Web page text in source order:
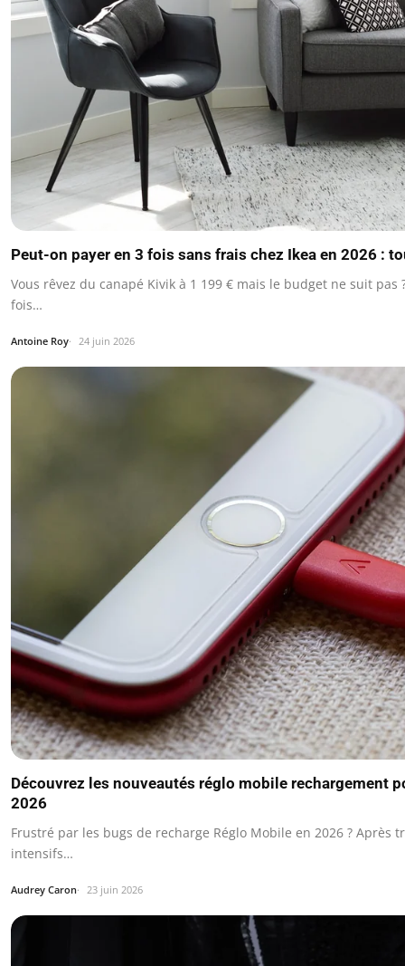
Peut-on payer en 3 fois sans frais chez Ikea en 2026 :
Vous rêvez du canapé Kivik à 1 199 € mais le budget ne suit pas
fois…
Antoine Roy 24 juin 2026
Découvrez les nouveautés réglo mobile rechargement
2026
Frustré par les bugs de recharge Réglo Mobile en 2026 ? Après
intensifs…
Audrey Caron 23 juin 2026